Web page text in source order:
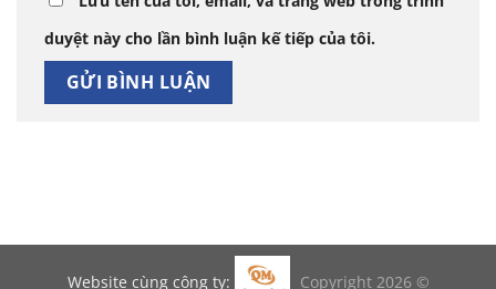
duyệt này cho lần bình luận kế tiếp của tôi.
Website cùng công ty: Copyright 2026 ©